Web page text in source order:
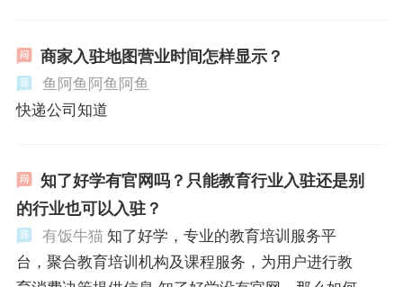
商家入驻地图营业时间怎样显示？
鱼阿鱼阿鱼阿鱼
快递公司知道
知了好学有官网吗？只能教育行业入驻还是别
的行业也可以入驻？
有饭牛猫知了好学，专业的教育培训服务平
台，聚合教育培训机构及课程服务，为用户进行教